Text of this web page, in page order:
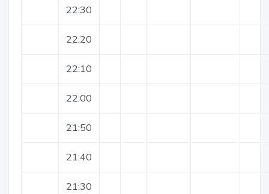
22:30
22:20
22:10
22:00
21:50
21:40
21:30